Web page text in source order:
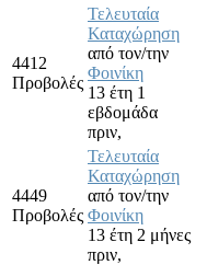
4412
Προβολές
Τελευταία
Καταχώρηση
από τον/την
Φοινίκη
13 έτη 1
εβδομάδα
πριν,
4449
Προβολές
Τελευταία
Καταχώρηση
από τον/την
Φοινίκη
13 έτη 2 μήνες
πριν,